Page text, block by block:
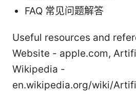
FAQ 常见问题解答
Useful resources and
Website - apple.com,
Wikipedia -
en.wikipedia.org/wiki/